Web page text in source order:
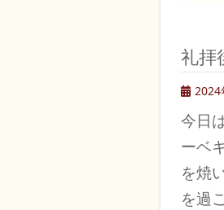
礼拝
2024
今日
ーベ
を焼
を過